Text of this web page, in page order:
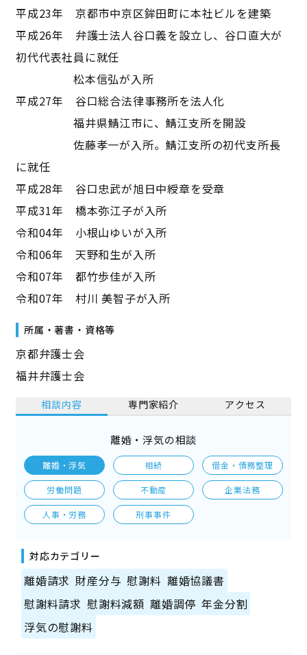
平成23年 京都市中京区鉾田町に本社ビルを建築
平成26年 弁護士法人谷口義を設立し、谷口直大が
初代代表社員に就任
松本信弘が入所
平成27年 谷口総合法律事務所を法人化
福井県鯖江市に、鯖江支所を開設
佐藤孝一が入所。鯖江支所の初代支所長
に就任
平成28年 谷口忠武が旭日中綬章を受章
平成31年 橋本弥江子が入所
令和04年 小根山ゆいが入所
令和06年 天野和生が入所
令和07年 都竹歩佳が入所
令和07年 村川 美智子が入所
所属・著書・資格等
京都弁護士会
福井弁護士会
相談内容 専門家紹介 アクセス
離婚・浮気の相談
離婚・浮気 相続 借金・債務整理
労働問題 不動産 企業法務
人事・労務 刑事事件
対応カテゴリー
離婚請求 財産分与 慰謝料 離婚協議書
慰謝料請求 慰謝料減額 離婚調停 年金分割
浮気の慰謝料